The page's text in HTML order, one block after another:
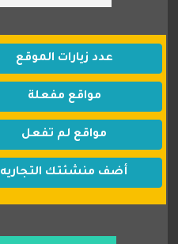
عدد زيارات الموقع
مواقع مفعلة
مواقع لم تفعل
أضف منشئتك التجاريه